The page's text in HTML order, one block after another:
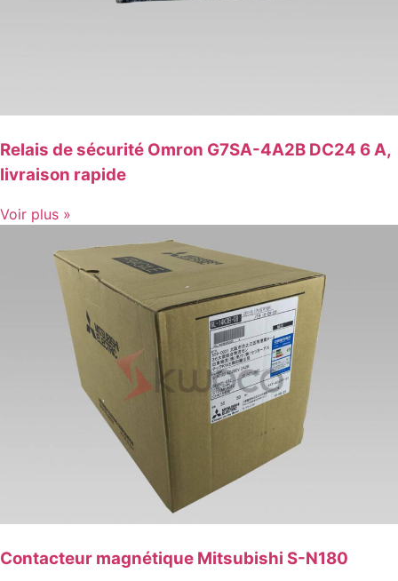
Relais de sécurité Omron G7SA-4A2B DC24 6 A,
livraison rapide
Voir plus »
Contacteur magnétique Mitsubishi S-N180